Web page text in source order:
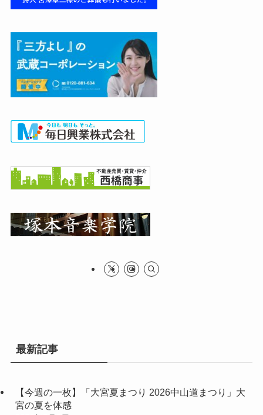
最新記事
【今週の一枚】「大宮夏まつり 2026中山道まつり」大
宮の夏を体感